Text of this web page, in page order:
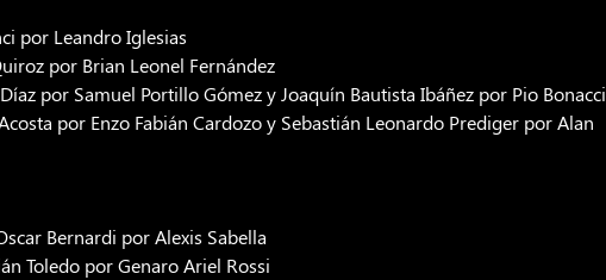
por Leandro Iglesias
por Brian Leonel Fernández
por Samuel Portillo Gómez y Joaquín Bautista Ibáñez por Pio Bonacci
por Enzo Fabián Cardozo y Sebastián Leonardo Prediger por Alan
Bernardi por Alexis Sabella
Toledo por Genaro Ariel Rossi